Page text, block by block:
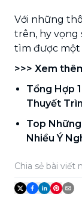
Với những
trên, hy vọng
tìm được một
>>> Xem
Tổng Hợp
Thuyết
Top
Nhiều Ý
Chia sẻ bài viết